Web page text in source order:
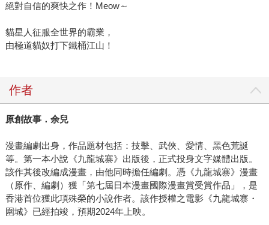
絕對自信的爽快之作！Meow～
貓星人征服全世界的霸業，
由極道貓奴打下鐵桶江山！
作者
原創故事．余兒
漫畫編劇出身，作品題材包括：技擊、武俠、愛情、黑色荒誕
等。第一本小說《九龍城寨》出版後，正式投身文字媒體出版。
該作其後改編成漫畫，由他同時擔任編劇。憑《九龍城寨》漫畫
（原作、編劇）獲「第七屆日本漫畫國際漫畫賞受賞作品」，是
香港首位獲此項殊榮的小說作者。該作授權之電影《九龍城寨・
圍城》已經拍竣，預期2024年上映。